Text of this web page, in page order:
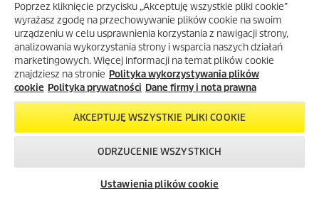
sklepie
internetowym
Poprzez kliknięcie przycisku „Akceptuję wszystkie pliki cookie”
wyrażasz zgodę na przechowywanie plików cookie na swoim
urządzeniu w celu usprawnienia korzystania z nawigacji strony,
analizowania wykorzystania strony i wsparcia naszych działań
marketingowych. Więcej informacji na temat plików cookie
znajdziesz na stronie Polityka wykorzystywania plików
cookie Polityka prywatności Dane firmy i nota prawna
AKCEPTUJĘ WSZYSTKIE PLIKI COOKIE
ODRZUCENIE WSZYSTKICH
Ustawienia plików cookie